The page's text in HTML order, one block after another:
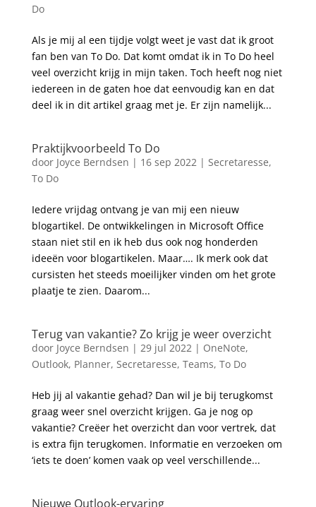
Do
Als je mij al een tijdje volgt weet je vast dat ik groot
fan ben van To Do. Dat komt omdat ik in To Do heel
veel overzicht krijg in mijn taken. Toch heeft nog niet
iedereen in de gaten hoe dat eenvoudig kan en dat
deel ik in dit artikel graag met je. Er zijn namelijk...
Praktijkvoorbeeld To Do
door Joyce Berndsen | 16 sep 2022| Secretaresse,
To Do
Iedere vrijdag ontvang je van mij een nieuw
blogartikel. De ontwikkelingen in Microsoft Office
staan niet stil en ik heb dus ook nog honderden
ideeën voor blogartikelen. Maar…. Ik merk ook dat
cursisten het steeds moeilijker vinden om het grote
plaatje te zien. Daarom...
Terug van vakantie? Zo krijg je weer overzicht
door Joyce Berndsen | 29 jul 2022| OneNote,
Outlook, Planner, Secretaresse, Teams, To Do
Heb jij al vakantie gehad? Dan wil je bij terugkomst
graag weer snel overzicht krijgen. Ga je nog op
vakantie? Creëer het overzicht dan voor vertrek, dat
is extra fijn terugkomen. Informatie en verzoeken om
‘iets te doen’ komen vaak op veel verschillende...
Nieuwe Outlook-ervaring